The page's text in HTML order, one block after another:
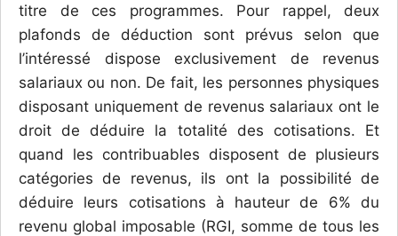
titre de ces programmes. Pour rappel, deux
plafonds de déduction sont prévus selon que
l’intéressé dispose exclusivement de revenus
salariaux ou non. De fait, les personnes physiques
disposant uniquement de revenus salariaux ont le
droit de déduire la totalité des cotisations. Et
quand les contribuables disposent de plusieurs
catégories de revenus, ils ont la possibilité de
déduire leurs cotisations à hauteur de 6% du
revenu global imposable (RGI, somme de tous les